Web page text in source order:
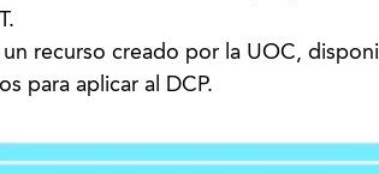
un recurso creado por la UOC,
para aplicar al DCP.